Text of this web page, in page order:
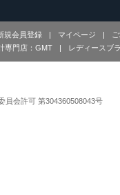
規会員登録 マイページ
専門店：GMT レディースブ
員会許可 第304360508043号